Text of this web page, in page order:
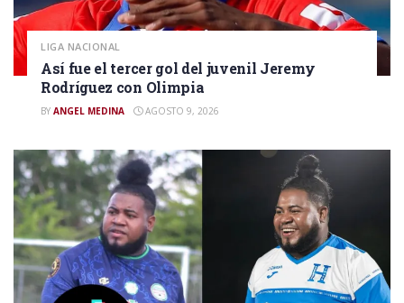
LIGA NACIONAL
Así fue el tercer gol del juvenil Jeremy
Rodríguez con Olimpia
BY ANGEL MEDINA AGOSTO 9, 2026